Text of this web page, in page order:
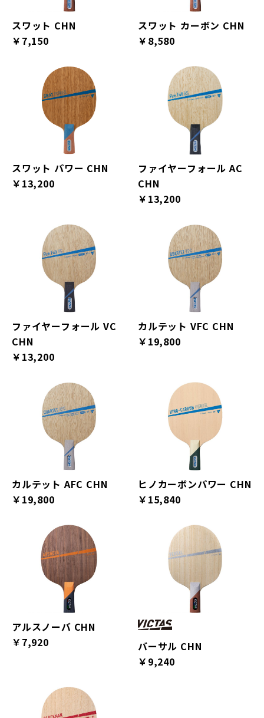
スワット CHN
￥7,150
スワット カーボン CHN
￥8,580
スワット パワー CHN
￥13,200
ファイヤーフォール AC
CHN
￥13,200
ファイヤーフォール VC
CHN
￥13,200
カルテット VFC CHN
￥19,800
カルテット AFC CHN
￥19,800
ヒノカーボンパワー CHN
￥15,840
アルスノーバ CHN
￥7,920
バーサル CHN
￥9,240